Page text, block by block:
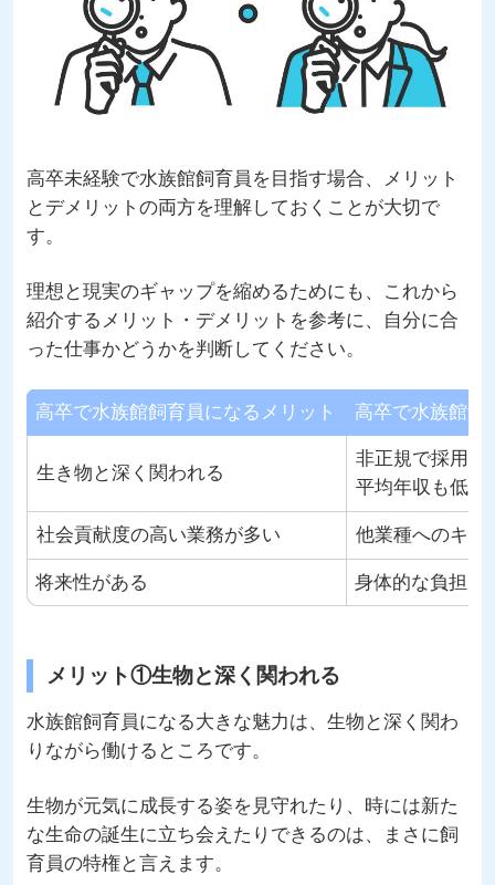
高卒未経験で水族館飼育員を目指す場合、メリット
とデメリットの両方を理解しておくことが大切で
す。
理想と現実のギャップを縮めるためにも、これから
紹介するメリット・デメリットを参考に、自分に合
った仕事かどうかを判断してください。
高卒で水族館飼育員になるメリット 高卒で水族館飼
生き物と深く関われる
非正規で採用さ
平均年収も低い
社会貢献度の高い業務が多い 他業種へのキャ
将来性がある 身体的な負担が
メリット①生物と深く関われる
水族館飼育員になる大きな魅力は、生物と深く関わ
りながら働けるところです。
生物が元気に成長する姿を見守れたり、時には新た
な生命の誕生に立ち会えたりできるのは、まさに飼
育員の特権と言えます。